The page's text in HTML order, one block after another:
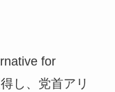
for
し、党首アリ